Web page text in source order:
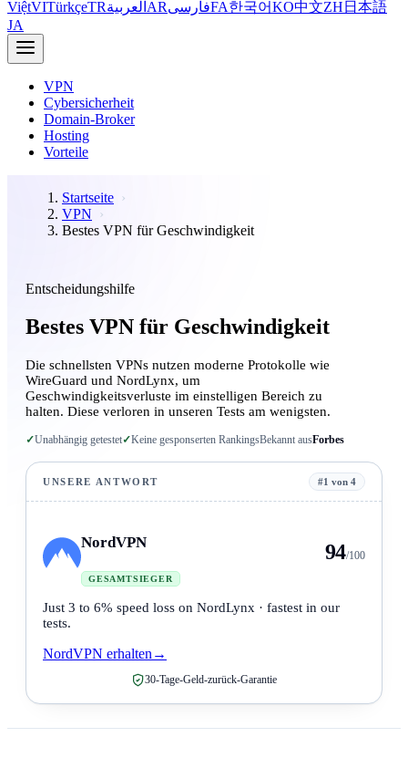
ViệtVITürkçeTRالعربية ARفارسیFA한국어KO中文ZH 日本語
JA
VPN
Cybersicherheit
Domain-Broker
Hosting
Vorteile
Startseite
VPN
Bestes VPN für Geschwindigkeit
Entscheidungshilfe
Bestes VPN für Geschwindigkeit
Die schnellsten VPNs nutzen moderne Protokolle wie
WireGuard und NordLynx, um
Geschwindigkeitsverluste im einstelligen Bereich zu
halten. Diese verloren in unseren Tests am wenigsten.
✓Unabhängig getestet✓Keine gesponserten RankingsBekannt ausForbes
UNSERE ANTWORT #1 von 4
NordVPN
GESAMTSIEGER
94/100
Just 3 to 6% speed loss on NordLynx · fastest in our
tests.
NordVPN erhalten →
30-Tage-Geld-zurück-Garantie